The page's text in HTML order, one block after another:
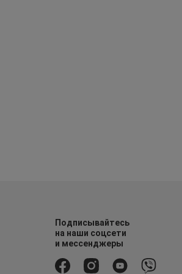
Подписывайтесь
на наши соцсети
и мессенджеры